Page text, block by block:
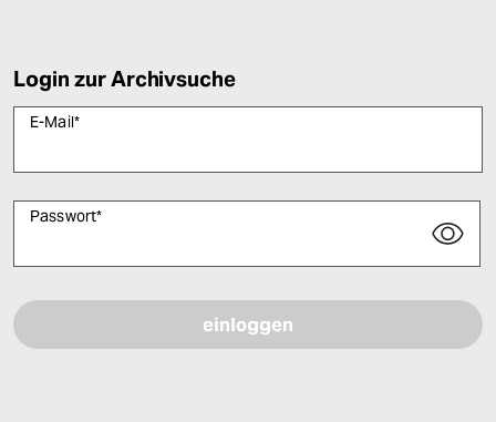
Login zur Archivsuche
E-Mail*
Passwort*